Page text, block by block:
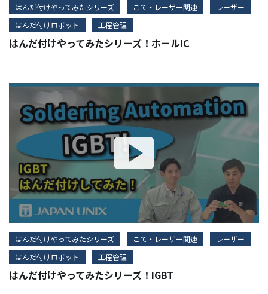
はんだ付けやってみたシリーズ こて・レーザー関連
レーザー
はんだ付けロボット
工程管理
はんだ付けやってみたシリーズ！ホールIC
はんだ付けやってみたシリーズ こて・レーザー関連
レーザー
はんだ付けロボット
工程管理
はんだ付けやってみたシリーズ！IGBT